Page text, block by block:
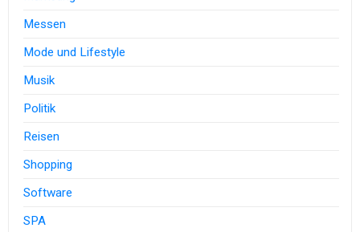
Messen
Mode und Lifestyle
Musik
Politik
Reisen
Shopping
Software
SPA